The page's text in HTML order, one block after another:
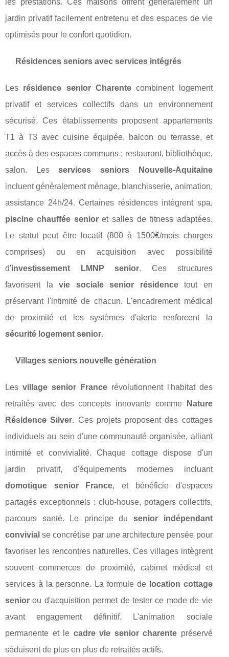
les prestations. Ces maisons offrent généralement un
jardin privatif facilement entretenu et des espaces de vie
optimisés pour le confort quotidien.
Résidences seniors avec services intégrés
Les résidence senior Charentecombinent logement
privatif et services collectifs dans un environnement
sécurisé. Ces établissements proposent appartements
T1 à T3 avec cuisine équipée, balcon ou terrasse, et
accès à des espaces communs : restaurant, bibliothèque,
salon. Lesservices seniors Nouvelle-Aquitaine
incluent généralement ménage, blanchisserie, animation,
assistance 24h/24. Certaines résidences intègrent spa,
piscine chauffée senioret salles de fitness adaptées.
Le statut peut être locatif (800 à 1500€/mois charges
comprises) ou en acquisition avec possibilité
d'investissement LMNP senior. Ces structures
favorisent lavie sociale senior résidencetout en
préservant l'intimité de chacun. L'encadrement médical
de proximité et les systèmes d'alerte renforcent la
sécurité logement senior.
Villages seniors nouvelle génération
Les village senior Francerévolutionnent l'habitat des
retraités avec des concepts innovants comme
Nature
Résidence Silver. Ces projets proposent des cottages
individuels au sein d'une communauté organisée, alliant
intimité et convivialité. Chaque cottage dispose d'un
jardin privatif, d'équipements modernes incluant
domotique senior France, et bénéficie d'espaces
partagés exceptionnels : club-house, potagers collectifs,
parcours santé. Le principe du senior indépendant
convivial se concrétise par une architecture pensée pour
favoriser les rencontres naturelles. Ces villages intègrent
souvent commerces de proximité, cabinet médical et
services à la personne. La formule de location cottage
senior ou d'acquisition permet de tester ce mode de vie
avant engagement définitif. L'animation sociale
permanente et le cadre vie senior charente préservé
séduisent de plus en plus de retraités actifs.